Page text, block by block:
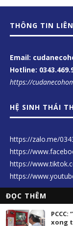
THÔNG TIN
Email:
Hotline:
https://
HỆ SINH THÁI
https://zalo.me/
https://
https://
https://
LIÊN KẾT
ĐỌC THÊM
xong